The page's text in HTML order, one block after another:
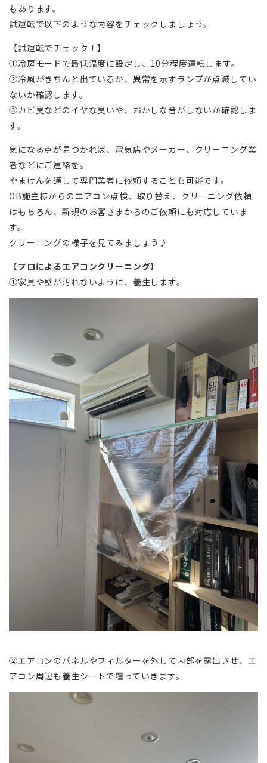
もあります。
試運転で以下のような内容をチェックしましょう。
【試運転でチェック！】
①冷房モードで最低温度に設定し、10分程度運転します。
②冷風がきちんと出ているか、異常を示すランプが点滅してい
ないか確認します。
③カビ臭などのイヤな臭いや、おかしな音がしないか確認しま
す。
気になる点が見つかれば、電気店やメーカー、クリーニング業
者などにご連絡を。
やまけんを通して専門業者に依頼することも可能です。
OB施主様からのエアコン点検、取り替え、クリーニング依頼
はもちろん、新規のお客さまからのご依頼にも対応していま
す。
クリーニングの様子を見てみましょう♪
【プロによるエアコンクリーニング】
①家具や壁が汚れないように、養生します。
②エアコンのパネルやフィルターを外して内部を露出させ、エ
アコン周辺も養生シートで覆っていきます。